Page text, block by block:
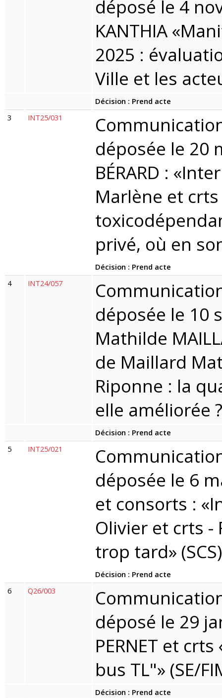
déposé le 4
KANTHIA
2025 :
Ville et les
Décision : Prend acte
3
INT25/031
déposée le 20
BÉRARD :
Marlène et
privé, où en
Décision : Prend acte
4
INT24/057
déposée le 10
Mathilde
de Maillard
Riponne : la
elle améliorée
Décision : Prend acte
5
INT25/021
déposée le 6
et consorts :
Olivier et crts
trop tard» (SCS)
Décision : Prend acte
6
Q26/003
déposé le 29
PERNET et
bus TL"» (SE/
Décision : Prend acte